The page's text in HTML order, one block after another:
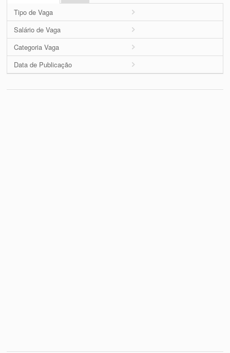
Tipo de Vaga
Salário de Vaga
Categoria Vaga
Data de Publicação